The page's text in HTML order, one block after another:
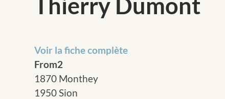
Voir la fiche complète
From2
1870 Monthey
1950 Sion